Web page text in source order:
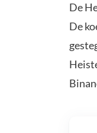
De
De